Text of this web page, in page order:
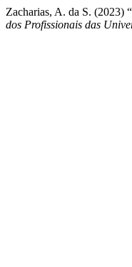
Zacharias, A. da S. (2023)
dos Profissionais das